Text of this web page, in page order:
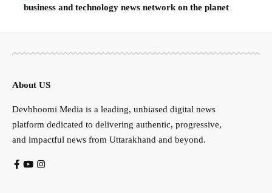
business and technology news network on the planet
About US
Devbhoomi Media is a leading, unbiased digital news
platform dedicated to delivering authentic, progressive,
and impactful news from Uttarakhand and beyond.